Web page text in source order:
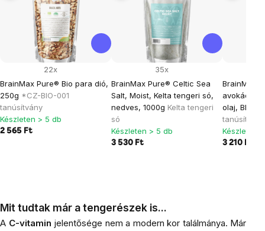
BrainMax Pure® Bio para dió,
250g *CZ-BIO-001
tanúsítvány
22x
Készleten > 5 db
2 565 Ft
BrainMax Pure® Celtic Sea
Salt, Moist, Kelta tengeri só,
nedves, 1000g Kelta tengeri
só
35x
Készleten > 5 db
3 530 Ft
BrainMax
avokádó
olaj, BIO,
tanúsítvány
Készleten
3 210 Ft
Mit tudtak már a tengerészek is...
A C-vitamin jelentősége nem a modern kor találmánya. Már